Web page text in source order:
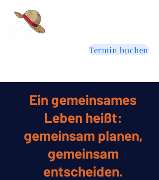
Termin buchen
Weil aus Ich & Du ein
Wir wird
– auch auf dem
Papier.
Ein gemeinsames
Leben heißt:
gemeinsam planen,
gemeinsam
entscheiden.